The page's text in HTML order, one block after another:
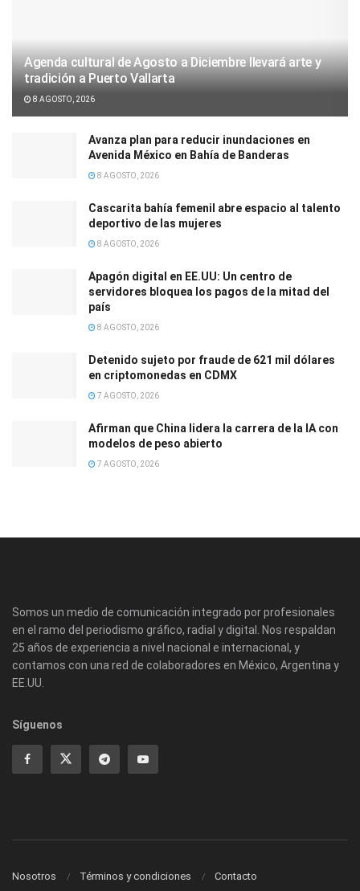
Agenda cultural de Agosto a Diciembre llevará arte y
tradición a Puerto Vallarta
8 AGOSTO, 2026
Avanza plan para reducir inundaciones en
Avenida México en Bahía de Banderas
8 AGOSTO, 2026
Cascarita bahía femenil abre espacio al talento
deportivo de las mujeres
8 AGOSTO, 2026
Apagón digital en EE.UU: Un centro de
servidores bloquea los pagos de la mitad del
país
8 AGOSTO, 2026
Detenido sujeto por fraude de 621 mil dólares
en criptomonedas en CDMX
7 AGOSTO, 2026
Afirman que China lidera la carrera de la IA con
modelos de peso abierto
7 AGOSTO, 2026
Somos un medio de comunicación integrado por profesionales
en el ramo del periodismo gráfico, radial y digital. Nos respaldan
25 años de experiencia a nivel nacional e internacional, y
contamos con una red de colaboradores en México, Argentina y
EE.UU.
Síguenos
Nosotros Términos y condiciones Contacto